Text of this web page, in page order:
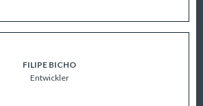
FILIPE BICHO
Entwickler